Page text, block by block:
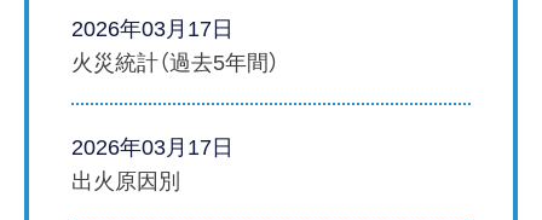
2026年03月17日
火災統計（過去5年間）
2026年03月17日
出火原因別